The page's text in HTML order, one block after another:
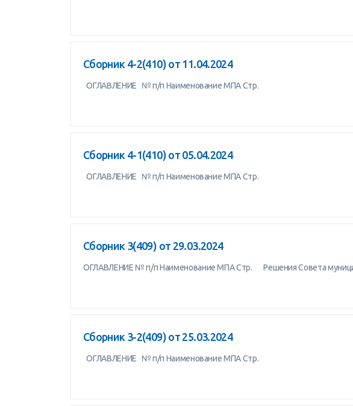
Сборник 4-2(410) от 11.04.2024
ОГЛАВЛЕНИЕ № п/п Наименование МПА Стр.
Сборник 4-1(410) от 05.04.2024
ОГЛАВЛЕНИЕ № п/п Наименование МПА Стр.
Сборник 3(409) от 29.03.2024
ОГЛАВЛЕНИЕ № п/п Наименование МПА Стр. Решения Совета
Сборник 3-2(409) от 25.03.2024
ОГЛАВЛЕНИЕ № п/п Наименование МПА Стр.